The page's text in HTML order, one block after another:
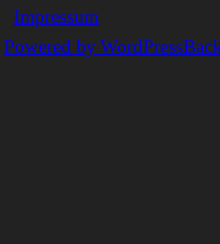
Impressum
Powered by WordPress